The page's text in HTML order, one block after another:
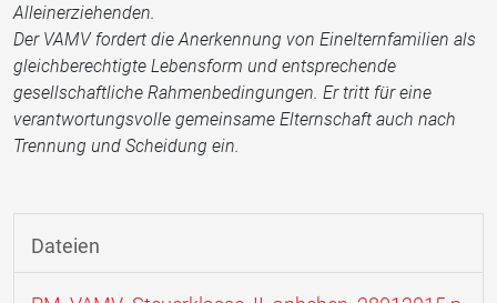
Alleinerziehenden.
Der VAMV fordert die Anerkennung von Einelternfamilien als
gleichberechtigte Lebensform und entsprechende
gesellschaftliche Rahmenbedingungen. Er tritt für eine
verantwortungsvolle gemeinsame Elternschaft auch nach
Trennung und Scheidung ein.
Dateien